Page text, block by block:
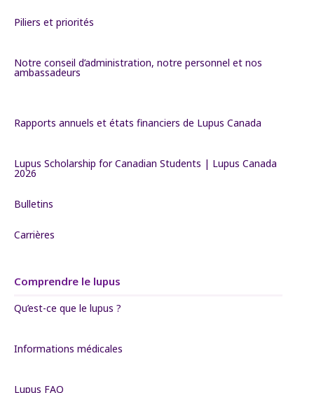
Piliers et priorités
Notre conseil d’administration, notre personnel et nos
ambassadeurs
Rapports annuels et états financiers de Lupus Canada
Lupus Scholarship for Canadian Students | Lupus Canada
2026
Bulletins
Carrières
Comprendre le lupus
Qu’est-ce que le lupus ?
Informations médicales
Lupus FAQ